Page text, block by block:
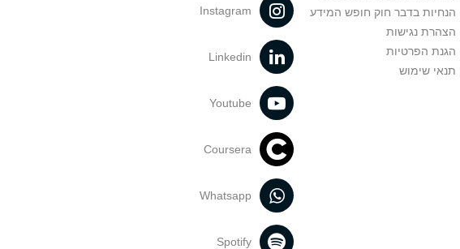
הנחיות בדבר חוק חופש המידע
הצהרת נגישות
הגנת הפרטיות
תנאי שימוש
Instagram
Linkedin
Youtube
Coursera
Whatsapp
Spotify